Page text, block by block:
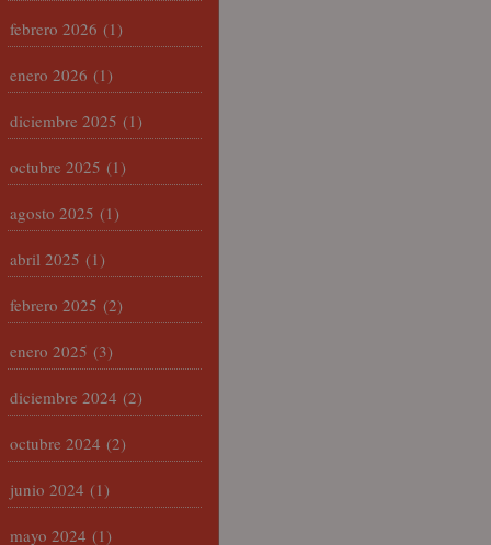
febrero 2026 (1)
enero 2026 (1)
diciembre 2025 (1)
octubre 2025 (1)
agosto 2025 (1)
abril 2025 (1)
febrero 2025 (2)
enero 2025 (3)
diciembre 2024 (2)
octubre 2024 (2)
junio 2024 (1)
mayo 2024 (1)